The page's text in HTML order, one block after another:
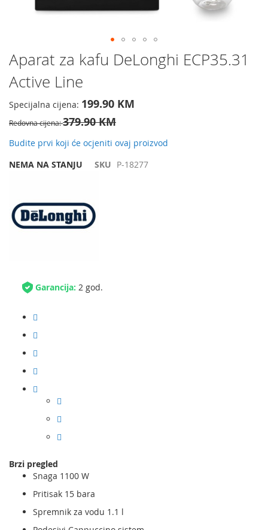
Preskočite
na
početak
galerije
slika
Aparat za kafu DeLonghi ECP35.31
Active Line
Specijalna cijena 199.90 KM
Redovna cijena 379.90 KM
Budite prvi koji će ocjeniti ovaj proizvod
NEMA NA STANJU
SKU P-18277
Garancija: 2 god.
Brzi pregled
Snaga 1100 W
Pritisak 15 bara
Spremnik za vodu 1.1 l